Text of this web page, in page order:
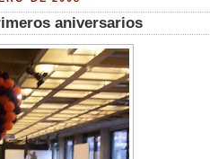
aniversarios